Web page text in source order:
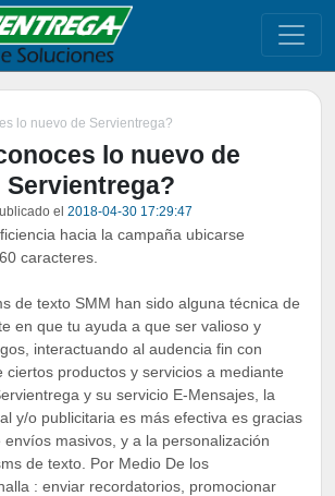
lo nuevo de Servientrega?
lo nuevo de
Servientrega?
el 2018-04-30 17:29:47
hacia la campaña ubicarse
caracteres.
de texto SMM han sido alguna técnica de
en que tu ayuda a que ser valioso y
interactuando al audencia fin con
ciertos productos y servicios a mediante
y su servicio E-Mensajes, la
y/o publicitaria es más efectiva es gracias
masivos, y a la personalización
de texto. Por Medio De los
: enviar recordatorios, promocionar